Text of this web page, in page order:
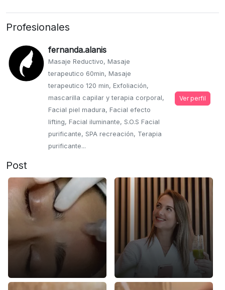
Profesionales
fernanda.alanis
Masaje Reductivo, Masaje
terapeutico 60min, Masaje
terapeutico 120 min, Exfoliación,
mascarilla capilar y terapia corporal,
Facial piel madura, Facial efecto
lifting, Facial iluminante, S.O.S Facial
purificante, SPA recreación, Terapia
purificante...
Ver perfil
Post